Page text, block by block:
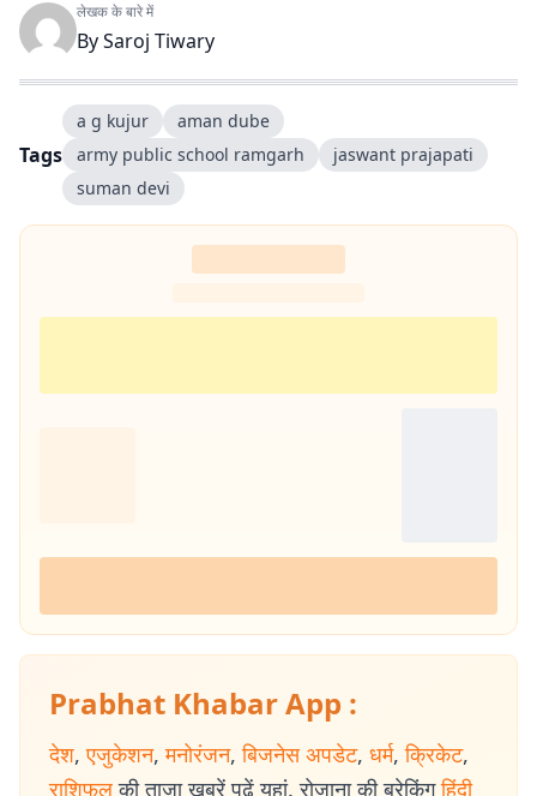
लेखक के बारे में
BySaroj Tiwary
Tags
a g kujur
aman dube
army public school ramgarh
jaswant prajapati
suman devi
Prabhat Khabar App :
देश, एजुकेशन, मनोरंजन, बिजनेस अपडेट, धर्म, क्रिकेट,
राशिफल की ताजा खबरें पढ़ें यहां. रोजाना की ब्रेकिंग हिंदी